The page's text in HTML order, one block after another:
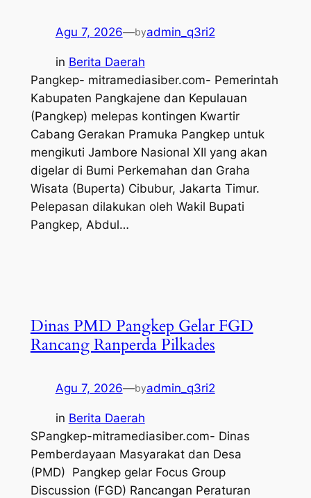
Agu 7, 2026—byadmin_q3ri2
in Berita Daerah
Pangkep- mitramediasiber.com- Pemerintah
Kabupaten Pangkajene dan Kepulauan
(Pangkep) melepas kontingen Kwartir
Cabang Gerakan Pramuka Pangkep untuk
mengikuti Jambore Nasional XII yang akan
digelar di Bumi Perkemahan dan Graha
Wisata (Buperta) Cibubur, Jakarta Timur.
Pelepasan dilakukan oleh Wakil Bupati
Pangkep, Abdul…
Dinas PMD Pangkep Gelar FGD
Rancang Ranperda Pilkades
Agu 7, 2026—byadmin_q3ri2
in Berita Daerah
SPangkep-mitramediasiber.com- Dinas
Pemberdayaan Masyarakat dan Desa
(PMD) Pangkep gelar Focus Group
Discussion (FGD) Rancangan Peraturan